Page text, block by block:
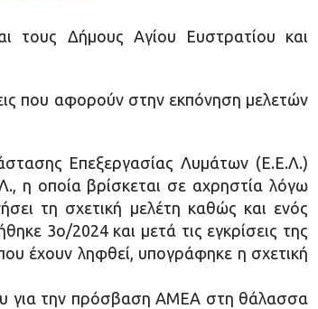
τους Δήμους Αγίου Ευστρατίου και
που αφορούν στην εκπόνηση μελετών
Επεξεργασίας Λυμάτων (Ε.Ε.Λ.)
η οποία βρίσκεται σε αχρηστία λόγω
τη σχετική μελέτη καθώς και ενός
3ο/2024 και μετά τις εγκρίσεις της
έχουν ληφθεί, υπογράφηκε η σχετική
για την πρόσβαση ΑΜΕΑ στη θάλασσα